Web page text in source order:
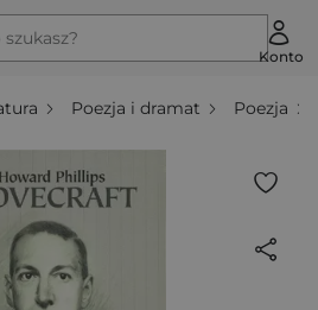
szukasz?
Konto
Poezja i dramat Poezja